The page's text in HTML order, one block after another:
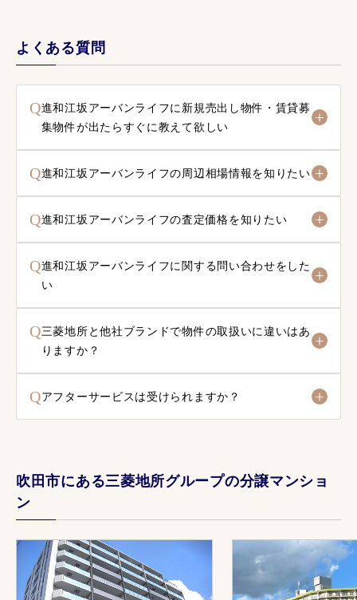
よくある質問
Q進和江坂アーバンライフに新規売出し物件・賃貸募
集物件が出たらすぐに教えて欲しい
Q進和江坂アーバンライフの周辺相場情報を知りたい
Q進和江坂アーバンライフの査定価格を知りたい
Q進和江坂アーバンライフに関する問い合わせをした
い
Q三菱地所と他社ブランドで物件の取扱いに違いはあ
りますか？
Qアフターサービスは受けられますか？
吹田市にある三菱地所グループの分譲マンショ
ン